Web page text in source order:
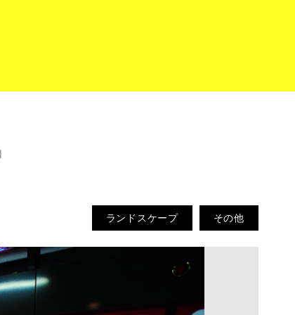
ランドスケープ その他